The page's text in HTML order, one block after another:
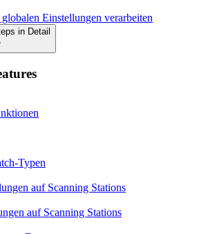
Einstellungen verarbeiten
in Detail
Typen
auf Scanning Stations
auf Scanning Stations